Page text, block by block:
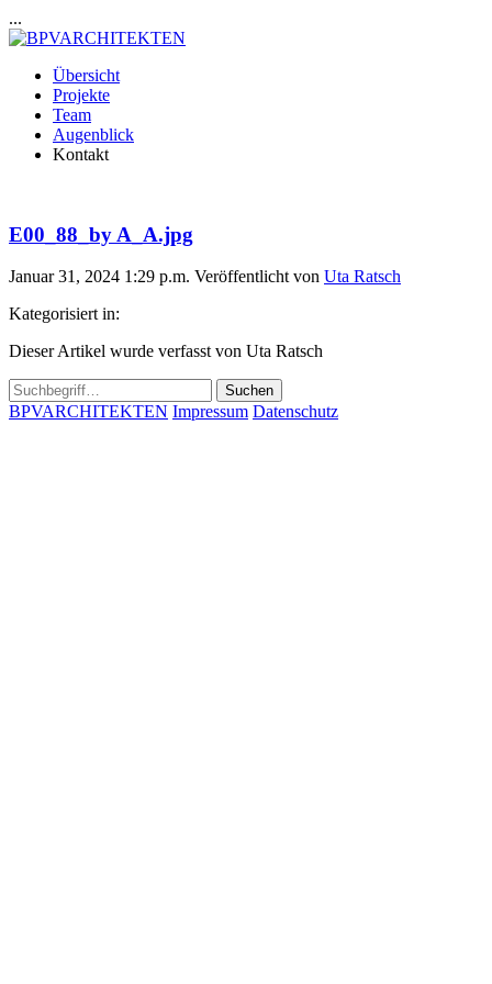
...
Übersicht
Projekte
Team
Augenblick
Kontakt
E00_88_by A_A.jpg
Januar 31, 2024 1:29 p.m. Veröffentlicht von Uta Ratsch
Kategorisiert in:
Dieser Artikel wurde verfasst von Uta Ratsch
Suchen
BPVARCHITEKTEN Impressum Datenschutz